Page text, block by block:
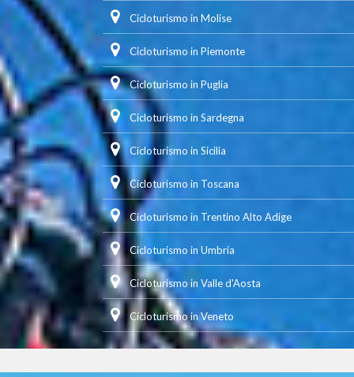
Cicloturismo in Molise
Cicloturismo in Piemonte
Cicloturismo in Puglia
Cicloturismo in Sardegna
Cicloturismo in Sicilia
Cicloturismo in Toscana
Cicloturismo in Trentino Alto Adige
Cicloturismo in Umbria
Cicloturismo in Valle d'Aosta
Cicloturismo in Veneto